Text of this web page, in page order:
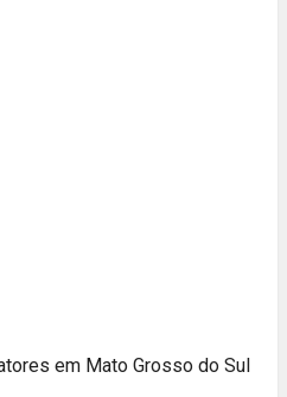
em Mato Grosso do Sul